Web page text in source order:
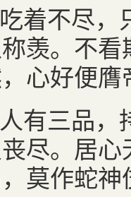
着不尽
羡。不
心好便膺
有三品
尽。居
莫作蛇神